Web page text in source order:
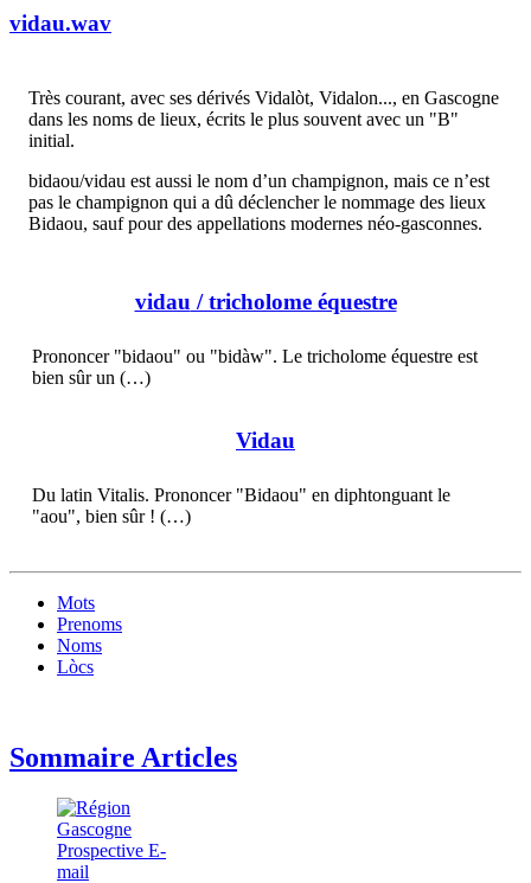
vidau.wav
Très courant, avec ses dérivés Vidalòt, Vidalon..., en Gascogne
dans les noms de lieux, écrits le plus souvent avec un "B"
initial.
bidaou/vidau est aussi le nom d’un champignon, mais ce n’est
pas le champignon qui a dû déclencher le nommage des lieux
Bidaou, sauf pour des appellations modernes néo-gasconnes.
vidau / tricholome équestre
Prononcer "bidaou" ou "bidàw". Le tricholome équestre est
bien sûr un (…)
Vidau
Du latin Vitalis. Prononcer "Bidaou" en diphtonguant le
"aou", bien sûr ! (…)
Mots
Prenoms
Noms
Lòcs
Sommaire Articles